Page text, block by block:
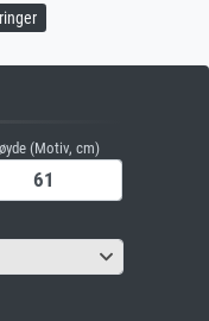
(Motiv, cm)